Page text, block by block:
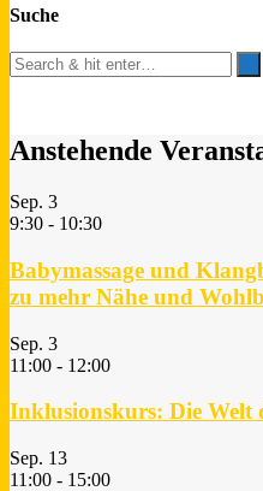
Suche
Anstehende
Sep. 3
9:30 - 10:30
Babymassage und
zu mehr Nähe und
Sep. 3
11:00 - 12:00
Inklusionskurs: Die Welt
Sep. 13
11:00 - 15:00